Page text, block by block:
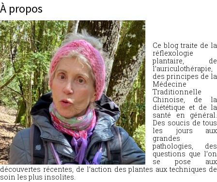
À propos
Ce blog traite de la
réflexologie
plantaire, de
l’auriculothérapie,
des principes de la
Médecine
Traditionnelle
Chinoise, de la
diététique et de la
santé en général.
Des soucis de tous
les jours aux
grandes
pathologies, des
questions que l’on
se pose aux
découvertes récentes, de l’action des plantes aux techniques de
soin les plus insolites.